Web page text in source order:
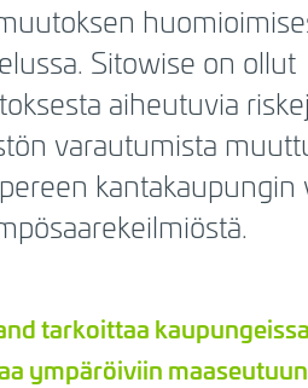
Sitowise on ollut
aiheutuvia
varautumista
kantakaupungin
tarkoittaa kaupungeissa
ympäröiviin